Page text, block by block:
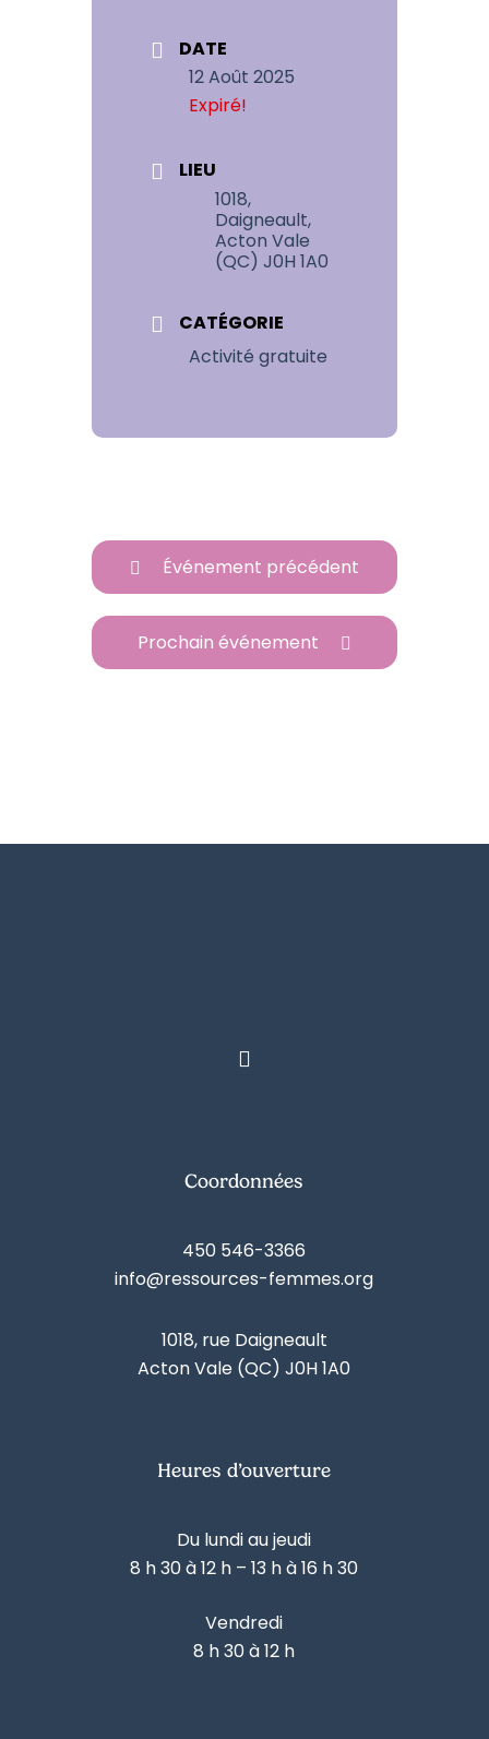
DATE
12 Août 2025
Expiré!
LIEU
1018,
Daigneault,
Acton Vale
(QC) J0H 1A0
CATÉGORIE
Activité gratuite
Événement précédent
Prochain événement
Coordonnées
450 546-3366
info@ressources-femmes.org
1018, rue Daigneault
Acton Vale (QC) J0H 1A0
Heures d’ouverture
Du lundi au jeudi
8 h 30 à 12 h – 13 h à 16 h 30
Vendredi
8 h 30 à 12 h